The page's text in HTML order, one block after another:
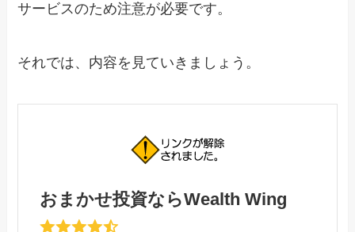
サービスのため注意が必要です。
それでは、内容を見ていきましょう。
おまかせ投資ならWealth Wing